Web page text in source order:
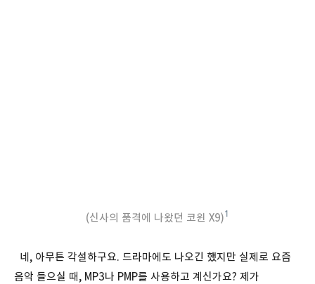
(신사의 품격에 나왔던 코윈 X9)1
네, 아무튼 각설하구요. 드라마에도 나오긴 했지만 실제로 요즘
음악 들으실 때, MP3나 PMP를 사용하고 계신가요? 제가